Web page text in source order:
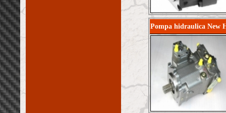
Pompa hidraulica New